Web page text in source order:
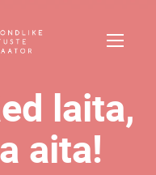
laita,
aita!